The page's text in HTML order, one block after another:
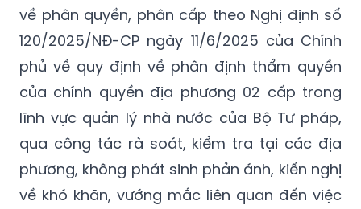
về phân quyền, phân cấp theo Nghị định số
120/2025/NĐ-CP ngày 11/6/2025 của Chính
phủ về quy định về phân định thẩm quyền
của chính quyền địa phương 02 cấp trong
lĩnh vực quản lý nhà nước của Bộ Tư pháp,
qua công tác rà soát, kiểm tra tại các địa
phương, không phát sinh phản ánh, kiến nghị
về khó khăn, vướng mắc liên quan đến việc